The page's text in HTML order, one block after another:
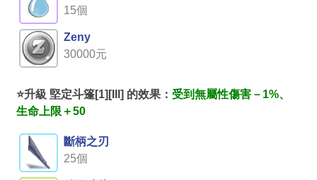
15個
Zeny
30000元
⭐升級 堅定斗篷[1][III] 的效果： 受到無屬性傷害－1%、
生命上限＋50
斷柄之刃
25個